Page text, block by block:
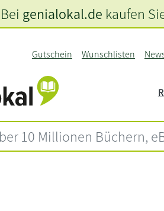
Gutschein Wunschlisten
Bei genialokal.de kaufen